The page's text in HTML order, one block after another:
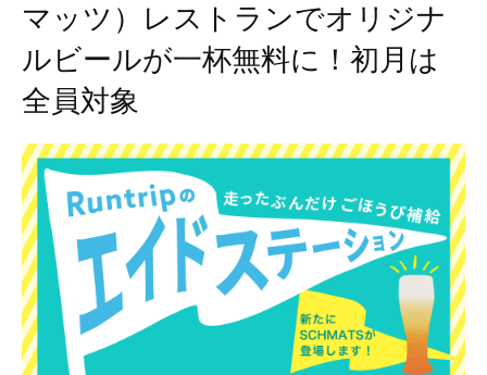
マッツ）レストランでオリジナ
ルビールが一杯無料に！初月は
全員対象